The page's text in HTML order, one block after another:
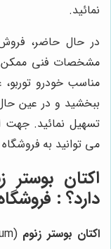
نمائید.
در حال حاضر،
مشخصات فنی ممکن
مناسب خودرو توربو،
ببخشید و در عین
تسهیل نمائید. جهت
می توانید به فروشگاه
اکتان
دارد؟ :
اکتان بوستر زنوم